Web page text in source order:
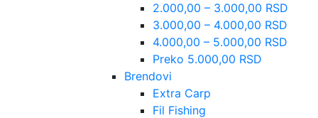
2.000,00 – 3.000,00 RSD
3.000,00 – 4.000,00 RSD
4.000,00 – 5.000,00 RSD
Preko 5.000,00 RSD
Brendovi
Extra Carp
Fil Fishing